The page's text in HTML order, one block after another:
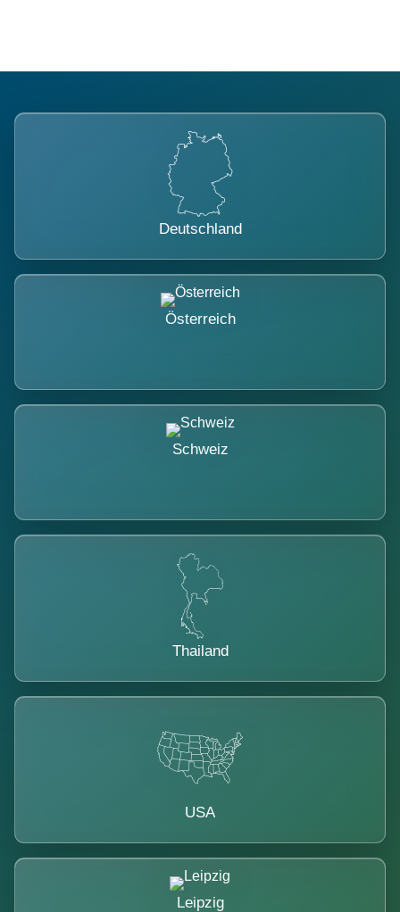
Deutschland
Österreich
Schweiz
Thailand
USA
Leipzig